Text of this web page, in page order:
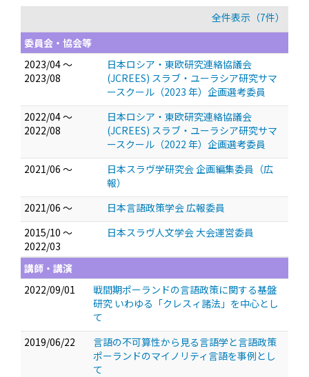
全件表示（7件）
委員会・協会等
2023/04 ～
2023/08
日本ロシア・東欧研究連絡協議会
(JCREES) スラブ・ユーラシア研究サマ
ースクール（2023 年）企画選考委員
2022/04 ～
2022/08
日本ロシア・東欧研究連絡協議会
(JCREES) スラブ・ユーラシア研究サマ
ースクール（2022 年）企画選考委員
2021/06 ～
日本スラヴ学研究会 企画編集委員（広
報）
2021/06 ～
日本言語政策学会 広報委員
2015/10 ～
2022/03
日本スラヴ人文学会 大会運営委員
講師・講演
2022/09/01
戦間期ポーランドの言語政策に関する基盤
研究 いわゆる「クレスィ諸法」を中心とし
て
2019/06/22
言語の不可算性から見る言語学と言語政策
ポーランドのマイノリティ言語を事例とし
て